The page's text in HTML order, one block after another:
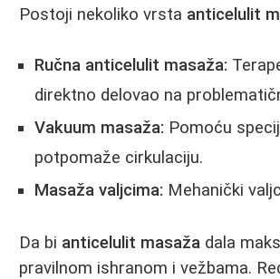
Postoji nekoliko vrsta anticelulit
Ručna anticelulit masaža:
direktno delovao na
Vakuum masaža: Pomoću
potpomaže cirkulaciju.
Masaža valjcima: Mehanički
Da bi anticelulit masaža dala
pravilnom ishranom i vežbama.